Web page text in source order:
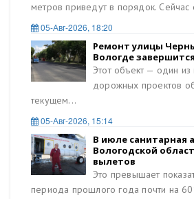
метров приведут в порядок. Сейчас
05-Авг-2026, 18:20
Ремонт улицы
Вологде
Этот объект — один
дорожных проектов
текущем...
05-Авг-2026, 15:14
В июле санитарная
Вологодской
вылетов
Это превышает
периода прошлого года почти на